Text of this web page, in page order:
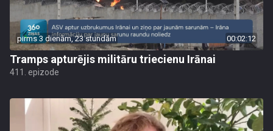
pirms 3 dienām, 23 stundām 00:02:12
Tramps apturējis militāru triecienu Irānai
411. epizode